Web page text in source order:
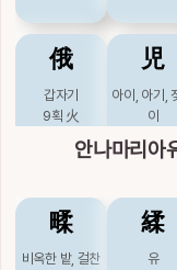
노새
23획
火
11획木
10획水
犂
얼룩소
土
狸
너구리
10획水
离
밝을, 고울
11획 火
籬
울타리
25획
俄
갑자기
9획 火
児
아이, 아기,
이
7획 木
벙어리
고을
안나마리아
㽥
비옥한 밭, 걸찬
䋴
유